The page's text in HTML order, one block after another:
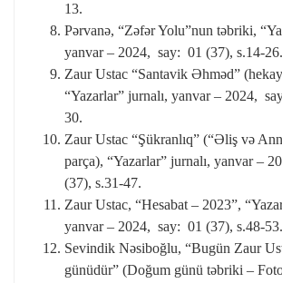
13.
Pərvanə, “Zəfər Yolu”nun təbriki,
yanvar – 2024, say: 01 (37), s.14-26.
Zaur Ustac “Santavik Əhməd”
“Yazarlar” jurnalı, yanvar – 2024,
30.
Zaur Ustac “Şükranlıq” (“Əliş və
parça), “Yazarlar” jurnalı, yanvar –
(37), s.31-47.
Zaur Ustac, “Hesabat – 2023”,
yanvar – 2024, say: 01 (37), s.48-53.
Sevindik Nəsiboğlu, “Bugün Zaur
günüdür” (Doğum günü təbriki –